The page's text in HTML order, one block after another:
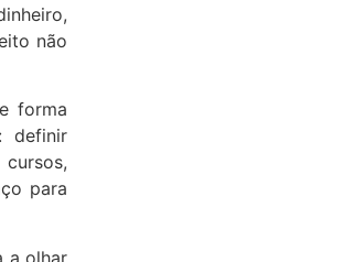
não
forma
definir
para
a olhar